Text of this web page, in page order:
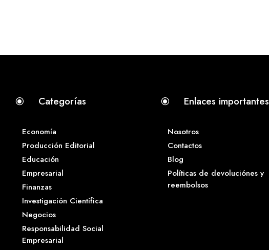
\ Categorías
Economía
Producción Editorial
Educación
Empresarial
Finanzas
Investigación Científica
Negocios
Responsabilidad Social
Empresarial
\ Enlaces importantes
Nosotros
Contactos
Blog
Políticas de devoluciónes y
reembolsos